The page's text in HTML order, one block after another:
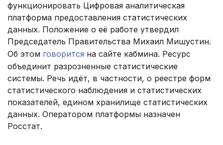
функционировать Цифровая аналитическая
платформа предоставления статистических
данных. Положение о её работе утвердил
Председатель Правительства Михаил Мишустин.
Об этом говорится на сайте кабмина. Ресурс
объединит разрозненные статистические
системы. Речь идёт, в частности, о реестре форм
статистического наблюдения и статистических
показателей, едином хранилище статистических
данных. Оператором платформы назначен
Росстат.